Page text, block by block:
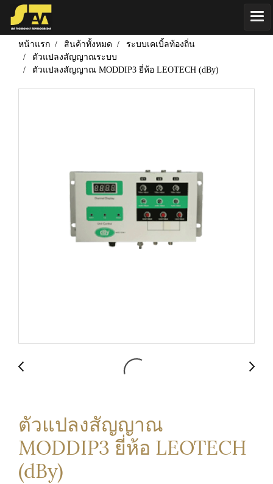
หน้าแรก สินค้าทั้งหมด
ระบบเคเบิ้ลท้องถิ่น
ตัวแปลงสัญญาณระบบ
ตัวแปลงสัญญาณ MODDIP3 ยี่ห้อ LEOTECH (dBy)
ตัวแปลงสัญญาณ
MODDIP3 ยี่ห้อ LEOTECH
(dBy)